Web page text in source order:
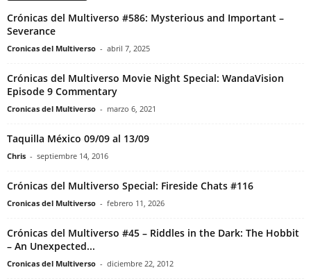
Crónicas del Multiverso #586: Mysterious and Important –
Severance
Cronicas del Multiverso - abril 7, 2025
Crónicas del Multiverso Movie Night Special: WandaVision
Episode 9 Commentary
Cronicas del Multiverso - marzo 6, 2021
Taquilla México 09/09 al 13/09
Chris - septiembre 14, 2016
Crónicas del Multiverso Special: Fireside Chats #116
Cronicas del Multiverso - febrero 11, 2026
Crónicas del Multiverso #45 – Riddles in the Dark: The Hobbit
– An Unexpected...
Cronicas del Multiverso - diciembre 22, 2012